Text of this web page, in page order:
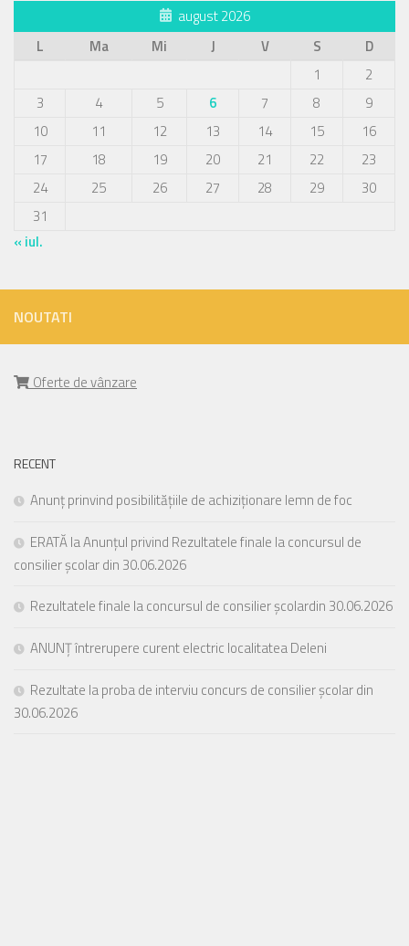
august 2026
L
Ma Mi J V S
D
1
2
3
4 5 6 7 8
9
10
11 12 13 14 15
16
17
18 19 20 21 22
23
24
25 26 27 28 29
30
31
« iul.
NOUTATI
Oferte de vânzare
RECENT
Anunț prinvind posibilitățiile de achiziționare lemn de foc
ERATĂ la Anunțul privind Rezultatele finale la concursul de
consilier școlar din 30.06.2026
Rezultatele finale la concursul de consilier școlardin 30.06.2026
ANUNȚ întrerupere curent electric localitatea Deleni
Rezultate la proba de interviu concurs de consilier școlar din
30.06.2026